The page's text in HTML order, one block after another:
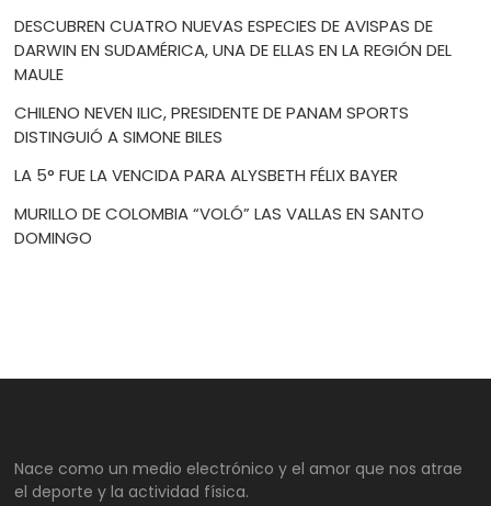
DESCUBREN CUATRO NUEVAS ESPECIES DE AVISPAS DE
DARWIN EN SUDAMÉRICA, UNA DE ELLAS EN LA REGIÓN DEL
MAULE
CHILENO NEVEN ILIC, PRESIDENTE DE PANAM SPORTS
DISTINGUIÓ A SIMONE BILES
LA 5° FUE LA VENCIDA PARA ALYSBETH FÉLIX BAYER
MURILLO DE COLOMBIA “VOLÓ” LAS VALLAS EN SANTO
DOMINGO
Nace como un medio electrónico y el amor que nos atrae
el deporte y la actividad física.